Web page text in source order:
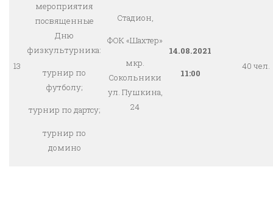
13
мероприятия
посвященные
Дню
физкультурника:
турнир по
футболу;
турнир по дартсу;
турнир по
домино
Стадион,
ФОК «Шахтер»
мкр.
Сокольники
ул. Пушкина,
24
14.08.2021
11:00
40 чел.